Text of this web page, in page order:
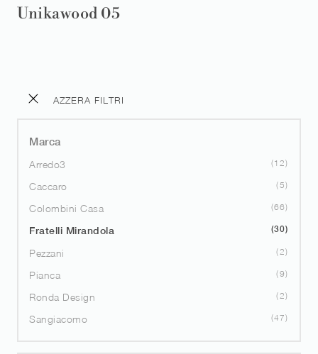
AZZERA FILTRI
Marca
Arredo3
12
Caccaro 5
Colombini Casa 66
Fratelli Mirandola 30
Pezzani 2
Pianca 9
Ronda Design 2
Sangiacomo 47
Unikawood 05